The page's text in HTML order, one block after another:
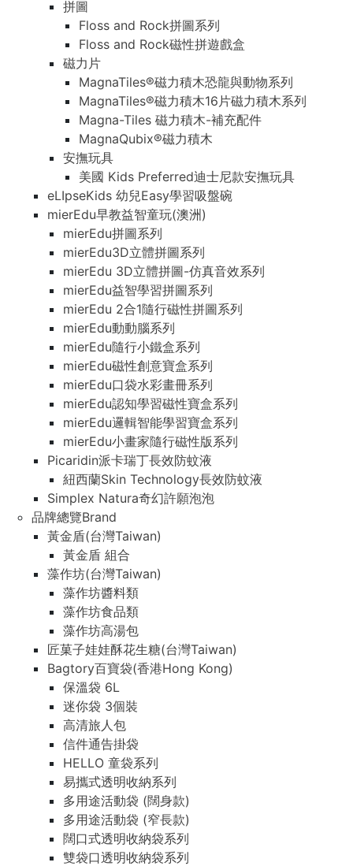
拼圖
Floss and Rock拼圖系列
Floss and Rock磁性拼遊戲盒
磁力片
MagnaTiles®磁力積木恐龍與動物系列
MagnaTiles®磁力積木16片磁力積木系列
Magna-Tiles 磁力積木-補充配件
MagnaQubix®磁力積木
安撫玩具
美國 Kids Preferred迪士尼款安撫玩具
eLIpseKids 幼兒Easy學習吸盤碗
mierEdu早教益智童玩(澳洲)
mierEdu拼圖系列
mierEdu3D立體拼圖系列
mierEdu 3D立體拼圖-仿真音效系列
mierEdu益智學習拼圖系列
mierEdu 2合1隨行磁性拼圖系列
mierEdu動動腦系列
mierEdu隨行小鐵盒系列
mierEdu磁性創意寶盒系列
mierEdu口袋水彩畫冊系列
mierEdu認知學習磁性寶盒系列
mierEdu邏輯智能學習寶盒系列
mierEdu小畫家隨行磁性版系列
Picaridin派卡瑞丁長效防蚊液
紐西蘭Skin Technology長效防蚊液
Simplex Natura奇幻許願泡泡
品牌總覽Brand
黃金盾(台灣Taiwan)
黃金盾 組合
藻作坊(台灣Taiwan)
藻作坊醬料類
藻作坊食品類
藻作坊高湯包
匠菓子娃娃酥花生糖(台灣Taiwan)
Bagtory百寶袋(香港Hong Kong)
保溫袋 6L
迷你袋 3個裝
高清旅人包
信件通告掛袋
HELLO 童袋系列
易攜式透明收納系列
多用途活動袋 (闊身款)
多用途活動袋 (窄長款)
闊口式透明收納袋系列
雙袋口透明收納袋系列